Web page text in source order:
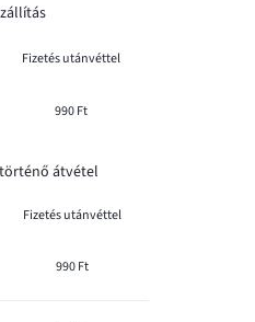
Fizetés utánvéttel
990 Ft
átvétel
Fizetés utánvéttel
990 Ft